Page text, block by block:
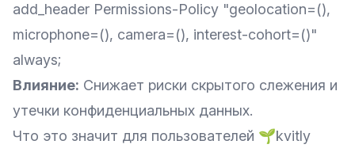
add_header Permissions-Policy "geolocation=(),
microphone=(), camera=(), interest-cohort=()"
always;
Влияние: Снижает риски скрытого слежения и
утечки конфиденциальных данных.
Что это значит для пользователей 🌱kvitly